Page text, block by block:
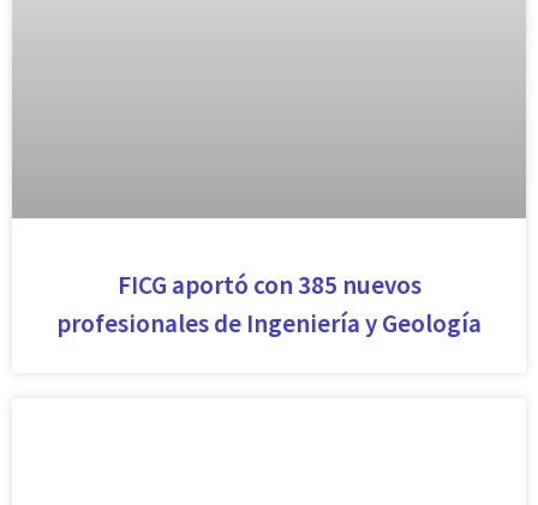
FICG aportó con 385 nuevos
profesionales de Ingeniería y Geología